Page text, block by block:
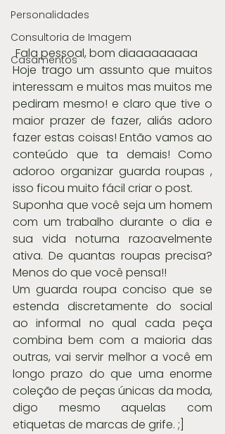
Personalidades
Consultoria de Imagem
Casamentos
Fala pessoal, bom diaaaaaaaaa
Hoje trago um assunto que muitos
interessam e muitos mas muitos me
pediram mesmo! e claro que tive o
maior prazer de fazer, aliás adoro
fazer estas coisas! Então vamos ao
conteúdo que ta demais! Como
adoroo organizar guarda roupas ,
isso ficou muito fácil criar o post.
Suponha que você seja um homem
com um trabalho durante o dia e
sua vida noturna razoavelmente
ativa. De quantas roupas precisa?
Menos do que você pensa!!
Um guarda roupa conciso que se
estenda discretamente do social
ao informal no qual cada peça
combina bem com a maioria das
outras, vai servir melhor a você em
longo prazo do que uma enorme
coleção de peças únicas da moda,
digo mesmo aquelas com
etiquetas de marcas de grife. ;]